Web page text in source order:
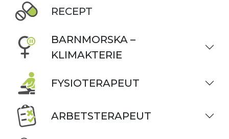
RECEPT
BARNMORSKA –
KLIMAKTERIE
FYSIOTERAPEUT
ARBETSTERAPEUT